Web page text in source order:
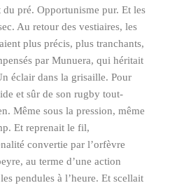
du pré. Opportunisme pur. Et les
Au retour des vestiaires, les
plus précis, plus tranchants,
par Munuera, qui héritait
éclair dans la grisaille. Pour
et sûr de son rugby tout-
Même sous la pression, même
Et reprenait le fil,
convertie par l’orfèvre
au terme d’une action
pendules à l’heure. Et scellait